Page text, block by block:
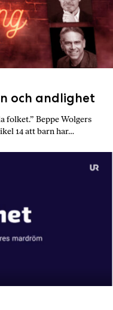
och andlighet
folket.” Beppe Wolgers
14 att barn har…